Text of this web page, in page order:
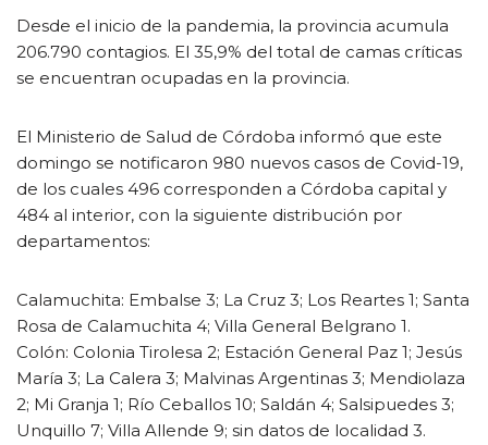
Desde el inicio de la pandemia, la provincia acumula
206.790 contagios. El 35,9% del total de camas críticas
se encuentran ocupadas en la provincia.
El Ministerio de Salud de Córdoba informó que este
domingo se notificaron 980 nuevos casos de Covid-19,
de los cuales 496 corresponden a Córdoba capital y
484 al interior, con la siguiente distribución por
departamentos:
Calamuchita: Embalse 3; La Cruz 3; Los Reartes 1; Santa
Rosa de Calamuchita 4; Villa General Belgrano 1.
Colón: Colonia Tirolesa 2; Estación General Paz 1; Jesús
María 3; La Calera 3; Malvinas Argentinas 3; Mendiolaza
2; Mi Granja 1; Río Ceballos 10; Saldán 4; Salsipuedes 3;
Unquillo 7; Villa Allende 9; sin datos de localidad 3.